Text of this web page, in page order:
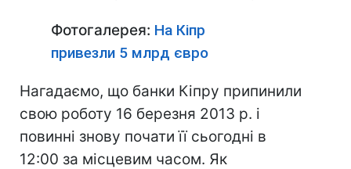
Фотогалерея: На Кіпр
привезли 5 млрд євро
Нагадаємо, що банки Кіпру припинили
свою роботу 16 березня 2013 р. і
повинні знову почати її сьогодні в
12:00 за місцевим часом. Як